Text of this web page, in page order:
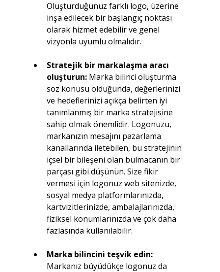
Oluşturduğunuz farklı logo, üzerine
inşa edilecek bir başlangıç ​​noktası
olarak hizmet edebilir ve genel
vizyonla uyumlu olmalıdır.
Stratejik bir markalaşma aracı
oluşturun: Marka bilinci oluşturma
söz konusu olduğunda, değerlerinizi
ve hedeflerinizi açıkça belirten iyi
tanımlanmış bir marka stratejisine
sahip olmak önemlidir. Logonuzu,
markanızın mesajını pazarlama
kanallarında iletebilen, bu stratejinin
içsel bir bileşeni olan bulmacanın bir
parçası gibi düşünün. Size fikir
vermesi için logonuz web sitenizde,
sosyal medya platformlarınızda,
kartvizitlerinizde, ambalajlarınızda,
fiziksel konumlarınızda ve çok daha
fazlasında kullanılabilir.
Marka bilincini teşvik edin:
Markanız büyüdükçe logonuz da